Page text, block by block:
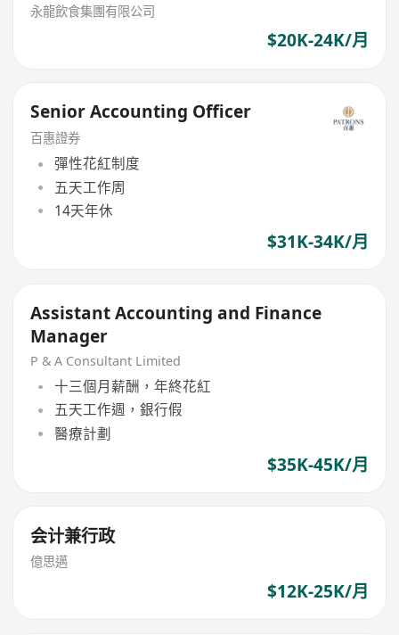
永龍飲食集團有限公司
$20K-24K/月
Senior Accounting Officer
百惠證券
彈性花紅制度
五天工作周
14天年休
$31K-34K/月
Assistant Accounting and Finance
Manager
P & A Consultant Limited
十三個月薪酬，年終花紅
五天工作週，銀行假
醫療計劃
$35K-45K/月
会计兼行政
億思邁
$12K-25K/月